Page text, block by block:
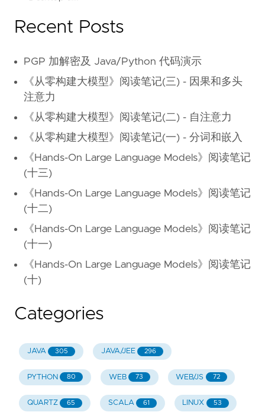
Recent Posts
PGP 加解密及 Java/Python 代码演示
《从零构建大模型》阅读笔记(三) - 因果和多头
注意力
《从零构建大模型》阅读笔记(二) - 自注意力
《从零构建大模型》阅读笔记(一) - 分词和嵌入
《Hands-On Large Language Models》阅读笔记
(十三)
《Hands-On Large Language Models》阅读笔记
(十二)
《Hands-On Large Language Models》阅读笔记
(十一)
《Hands-On Large Language Models》阅读笔记
(十)
Categories
JAVA 305 JAVA/JEE 296
PYTHON 80 WEB 73 WEB/JS 72
QUARTZ 65 SCALA 61 LINUX 53